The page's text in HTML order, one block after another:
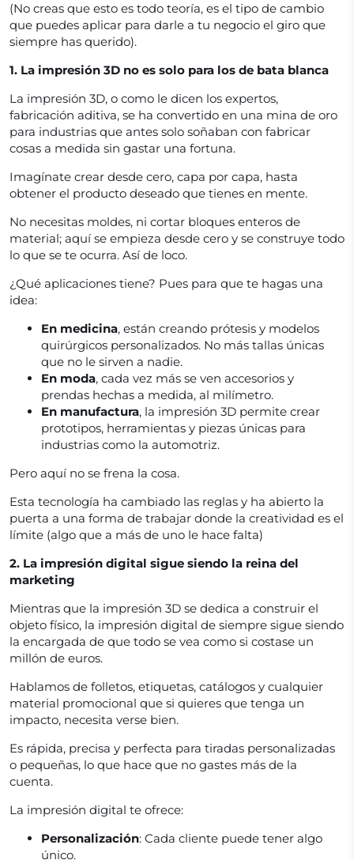
(No creas que esto es todo teoría, es el tipo de cambio
que puedes aplicar para darle a tu negocio el giro que
siempre has querido).
1. La impresión 3D no es solo para los de bata blanca
La impresión 3D, o como le dicen los expertos,
fabricación aditiva, se ha convertido en una mina de oro
para industrias que antes solo soñaban con fabricar
cosas a medida sin gastar una fortuna.
Imagínate crear desde cero, capa por capa, hasta
obtener el producto deseado que tienes en mente.
No necesitas moldes, ni cortar bloques enteros de
material; aquí se empieza desde cero y se construye todo
lo que se te ocurra. Así de loco.
¿Qué aplicaciones tiene? Pues para que te hagas una
idea:
En medicina, están creando prótesis y modelos
quirúrgicos personalizados. No más tallas únicas
que no le sirven a nadie.
En moda, cada vez más se ven accesorios y
prendas hechas a medida, al milímetro.
En manufactura, la impresión 3D permite crear
prototipos, herramientas y piezas únicas para
industrias como la automotriz.
Pero aquí no se frena la cosa.
Esta tecnología ha cambiado las reglas y ha abierto la
puerta a una forma de trabajar donde la creatividad es el
límite (algo que a más de uno le hace falta)
2. La impresión digital sigue siendo la reina del
marketing
Mientras que la impresión 3D se dedica a construir el
objeto físico, la impresión digital de siempre sigue siendo
la encargada de que todo se vea como si costase un
millón de euros.
Hablamos de folletos, etiquetas, catálogos y cualquier
material promocional que si quieres que tenga un
impacto, necesita verse bien.
Es rápida, precisa y perfecta para tiradas personalizadas
o pequeñas, lo que hace que no gastes más de la
cuenta.
La impresión digital te ofrece:
Personalización: Cada cliente puede tener algo
único.